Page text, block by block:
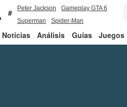
Peter Jackson
Gameplay GTA 6
Superman
Spider-Man
Noticias Análisis Guías Juegos